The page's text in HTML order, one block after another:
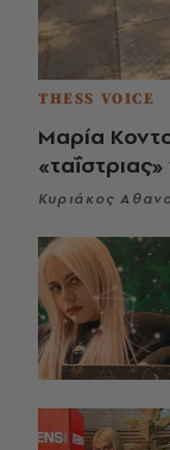
THESS VOICE
Μαρία
Κυριάκος